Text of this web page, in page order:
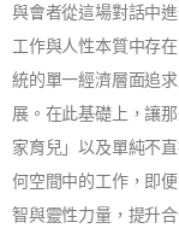
與會者從這場對話中
工作與人性本質中存
統的單一經濟層面追
展。在此基礎上，讓
家育兒」以及單純不
何空間中的工作，即
智與靈性力量，提升